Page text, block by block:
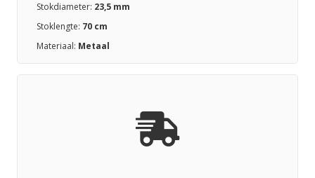
Stokdiameter: 23,5 mm
Stoklengte: 70 cm
Materiaal: Metaal